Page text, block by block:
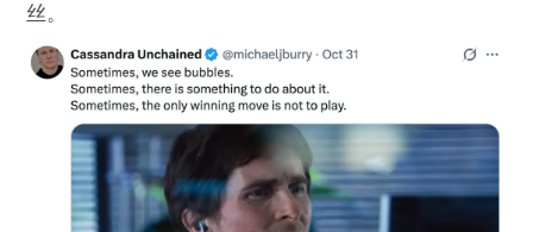
丝。